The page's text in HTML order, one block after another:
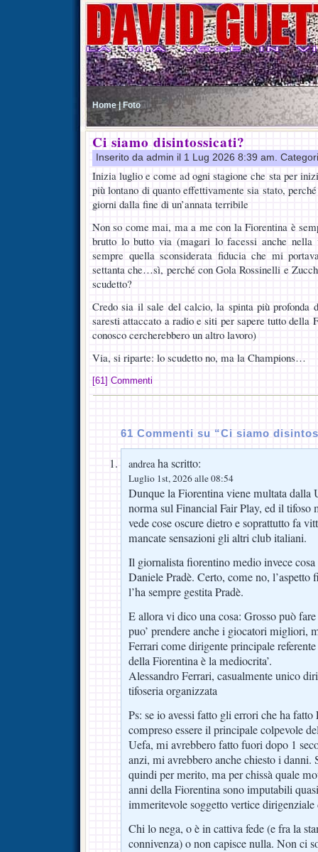
Home | Foto
Ci siamo disintossicati?
Inserito da admin il 1 Lug 2026 8:39 am.
Inizia luglio e come ad ogni stagione che sta per
più lontano di quanto effettivamente sia stato,
giorni dalla fine di un’annata terribile
Non so come mai, ma a me con la Fiorentina è
brutto lo butto via (magari lo facessi anche
sempre quella sconsiderata fiducia che mi
settanta che…sì, perché con Gola Rossinelli e
scudetto?
Credo sia il sale del calcio, la spinta più profonda
saresti attaccato a radio e siti per sapere tutto della
conosco cercherebbero un altro lavoro)
Via, si riparte: lo scudetto no, ma la Champions…
[61] Commenti
61 Commenti su “Ci siamo
andreaha scritto:
Luglio 1st, 2026 alle 08:54
Dunque la Fiorentina viene multata dalla
norma sul Financial Fair Play, ed il tifoso
vede cose oscure dietro e soprattutto fa
mancate sensazioni gli altri club italiani.
Il giornalista fiorentino medio invece
Daniele Pradè. Certo, come no,
l’ha sempre gestita Pradè.
E allora vi dico una cosa: Grosso può
puo’ prendere anche i giocatori migliori,
Ferrari come dirigente principale
della Fiorentina è la mediocrita’.
Alessandro Ferrari, casualmente unico
tifoseria organizzata
Ps: se io avessi fatto gli errori che ha
compreso essere il principale colpevole
Uefa, mi avrebbero fatto fuori dopo 1
anzi, mi avrebbero anche chiesto i danni.
quindi per merito, ma per chissà quale
anni della Fiorentina sono imputabili
immeritevole soggetto vertice
Chi lo nega, o è in cattiva fede (e fra la
connivenza) o non capisce nulla. Non ci